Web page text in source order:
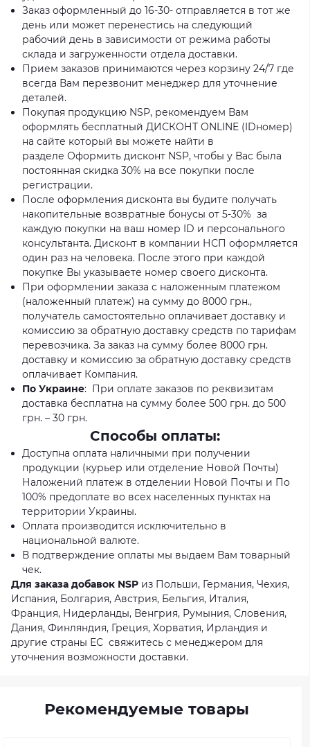
Заказ оформленный до 16-30- отправляется в тот же
день или может перенестись на следующий
рабочий день в зависимости от режима работы
склада и загруженности отдела доставки.
Прием заказов принимаются через корзину 24/7 где
всегда Вам перезвонит менеджер для уточнение
деталей.
Покупая продукцию NSP, рекомендуем Вам
оформлять бесплатный ДИСКОНТ ONLINE (IDномер)
на сайте который вы можете найти в
разделе Оформить дисконт NSP, чтобы у Вас была
постоянная скидка 30% на все покупки после
регистрации.
После оформления дисконта вы будите получать
накопительные возвратные бонусы от 5-30% за
каждую покупки на ваш номер ID и персонального
консультанта. Дисконт в компании НСП оформляется
один раз на человека. После этого при каждой
покупке Вы указываете номер своего дисконта.
При оформлении заказа с наложенным платежом
(наложенный платеж) на сумму до 8000 грн.,
получатель самостоятельно оплачивает доставку и
комиссию за обратную доставку средств по тарифам
перевозчика. За заказ на сумму более 8000 грн.
доставку и комиссию за обратную доставку средств
оплачивает Компания.
По Украине: При оплате заказов по реквизитам
доставка бесплатна на сумму более 500 грн. до 500
грн. – 30 грн.
Способы оплаты:
Доступна оплата наличными при получении
продукции (курьер или отделение Новой Почты)
Наложений платеж в отделении Новой Почты и По
100% предоплате во всех населенных пунктах на
территории Украины.
Оплата производится исключительно в
национальной валюте.
В подтверждение оплаты мы выдаем Вам товарный
чек.
Для заказа добавок NSP из Польши, Германия, Чехия,
Испания, Болгария, Австрия, Бельгия, Италия,
Франция, Нидерланды, Венгрия, Румыния, Словения,
Дания, Финляндия, Греция, Хорватия, Ирландия и
другие страны ЕС свяжитесь с менеджером для
уточнения возможности доставки.
Рекомендуемые товары